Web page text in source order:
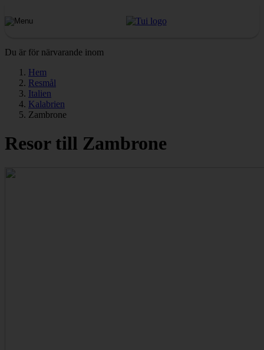
Du är för närvarande inom
Hem
Resmål
Italien
Kalabrien
Zambrone
Resor till Zambrone